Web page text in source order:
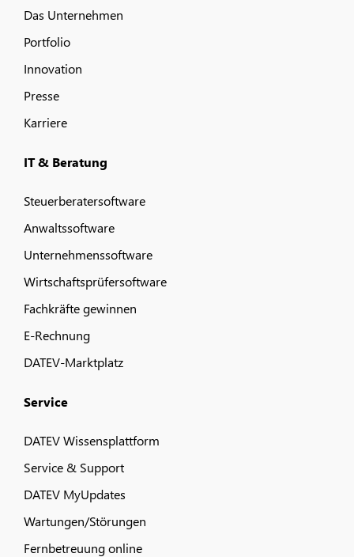
Das Unternehmen
Portfolio
Innovation
Presse
Karriere
IT & Beratung
Steuerberatersoftware
Anwaltssoftware
Unternehmenssoftware
Wirtschaftsprüfersoftware
Fachkräfte gewinnen
E-Rechnung
DATEV-Marktplatz
Service
DATEV Wissensplattform
Service & Support
DATEV MyUpdates
Wartungen/Störungen
Fernbetreuung online